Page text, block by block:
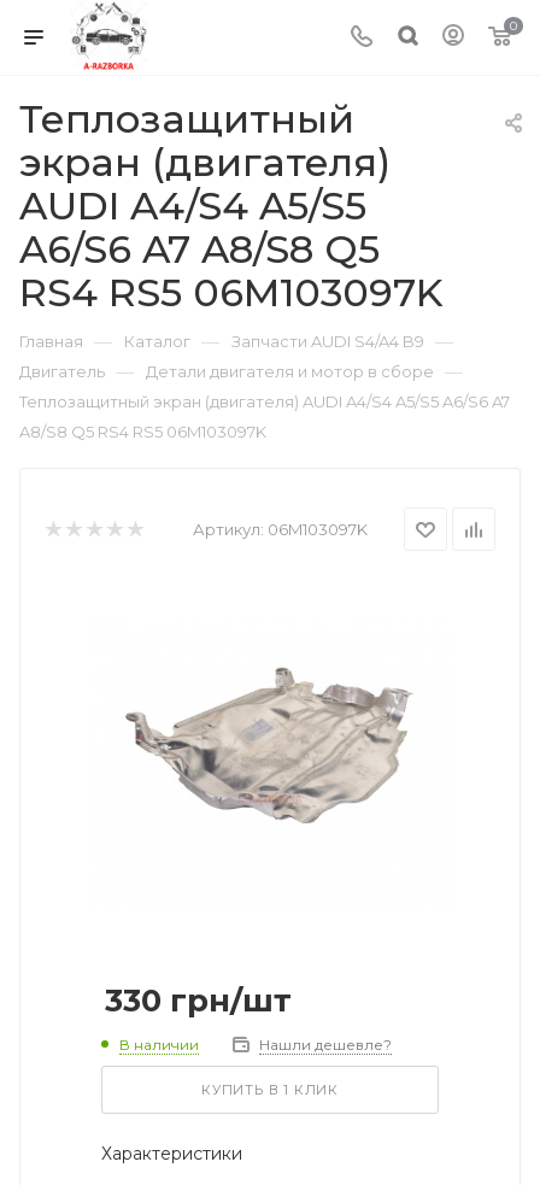
0
Теплозащитный
экран (двигателя)
AUDI A4/S4 A5/S5
A6/S6 A7 A8/S8 Q5
RS4 RS5 06M103097K
Главная — Каталог — Запчасти AUDI S4/A4 B9 —
Двигатель — Детали двигателя и мотор в сборе —
Теплозащитный экран (двигателя) AUDI A4/S4 A5/S5 A6/S6 A7
A8/S8 Q5 RS4 RS5 06M103097K
Артикул: 06M103097K
330 грн/шт
В наличии Нашли дешевле?
КУПИТЬ В 1 КЛИК
Характеристики